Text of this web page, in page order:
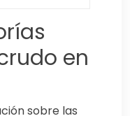
en
sobre las